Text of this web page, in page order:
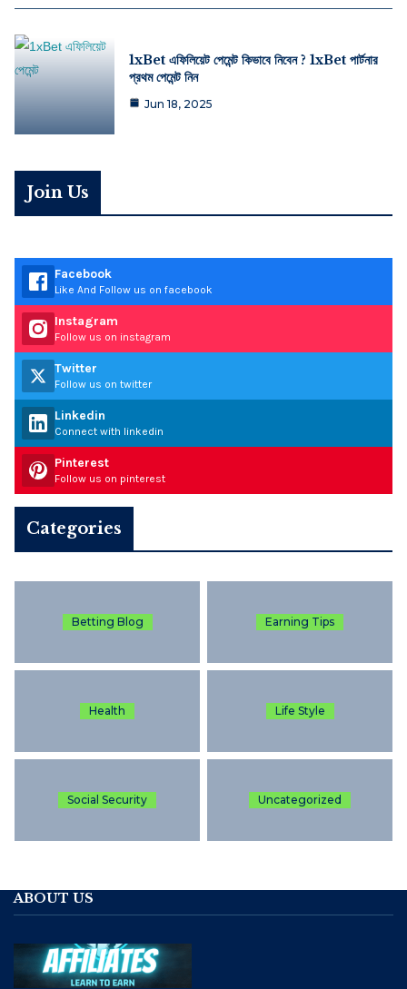
1xBet এফিলিয়েট পেমেন্ট কিভাবে নিবেন ? 1xBet পার্টনার
প্রথম পেমেন্ট নিন
Jun 18, 2025
Join Us
Facebook
Like And Follow us on facebook
Instagram
Follow us on instagram
Twitter
Follow us on twitter
Linkedin
Connect with linkedin
Pinterest
Follow us on pinterest
Categories
Betting Blog Earning Tips
Health Life Style
Social Security Uncategorized
ABOUT US